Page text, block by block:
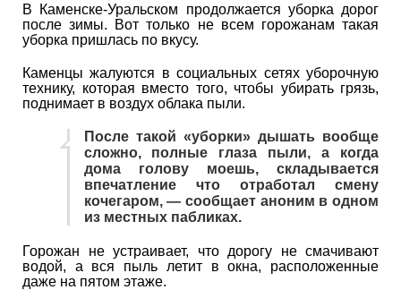
В Каменске-Уральском продолжается уборка дорог
после зимы. Вот только не всем горожанам такая
уборка пришлась по вкусу.
Каменцы жалуются в социальных сетях уборочную
технику, которая вместо того, чтобы убирать грязь,
поднимает в воздух облака пыли.
После такой «уборки» дышать вообще
сложно, полные глаза пыли, а когда
дома голову моешь, складывается
впечатление что отработал смену
кочегаром, — сообщает аноним в одном
из местных пабликах.
Горожан не устраивает, что дорогу не смачивают
водой, а вся пыль летит в окна, расположенные
даже на пятом этаже.